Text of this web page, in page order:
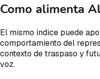
Como alimenta
El mismo indice puede
comportamiento del
contexto de traspaso y
voz.